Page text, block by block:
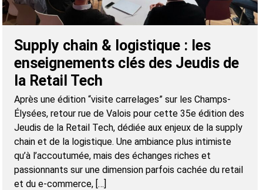
Supply chain & logistique : les
enseignements clés des Jeudis de
la Retail Tech
Après une édition “visite carrelages” sur les Champs-
Élysées, retour rue de Valois pour cette 35e édition des
Jeudis de la Retail Tech, dédiée aux enjeux de la supply
chain et de la logistique. Une ambiance plus intimiste
qu’à l’accoutumée, mais des échanges riches et
passionnants sur une dimension parfois cachée du retail
et du e-commerce, […]